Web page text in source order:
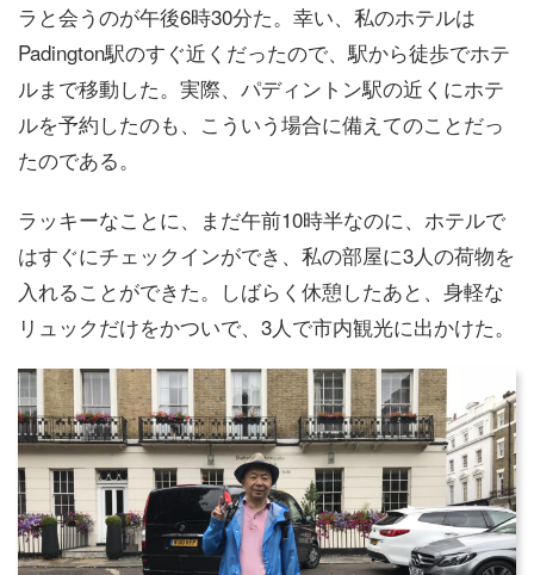
ラと会うのが午後6時30分た。幸い、私のホテルは
Padington駅のすぐ近くだったので、駅から徒歩でホテ
ルまで移動した。実際、パディントン駅の近くにホテ
ルを予約したのも、こういう場合に備えてのことだっ
たのである。
ラッキーなことに、まだ午前10時半なのに、ホテルで
はすぐにチェックインができ、私の部屋に3人の荷物を
入れることができた。しばらく休憩したあと、身軽な
リュックだけをかついで、3人で市内観光に出かけた。